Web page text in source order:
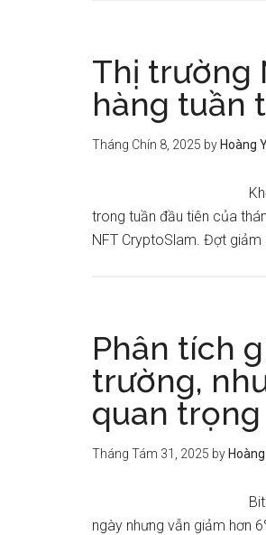
Thị trường
hàng tuần
Tháng Chín 8, 2025 by Hoàng
trong tuần đầu tiên của
NFT CryptoSlam. Đợt giảm
Phân tích
trường,
quan trọng
Tháng Tám 31, 2025 by
ngày nhưng vẫn giảm hơn